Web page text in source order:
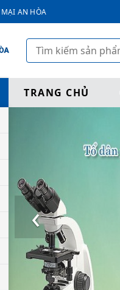
AN HÒA
TRANG CHỦ
‹